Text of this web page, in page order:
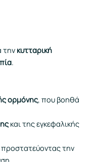
τηνκυτταρική
.
ορμόνης, που βοηθά
και της εγκεφαλικής
προστατεύοντας την